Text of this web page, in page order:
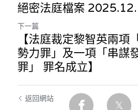
絕密法庭檔案
下一篇
【法庭裁定黎智英兩項
勢力罪」及一項「串謀
罪」 罪名成立】
返回網站